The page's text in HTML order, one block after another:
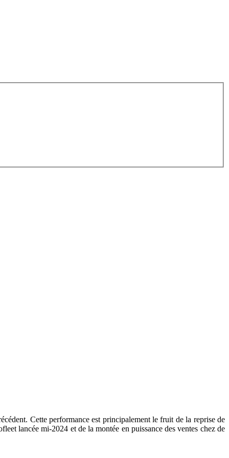
Cette performance est principalement le fruit de la reprise de
lancée mi-2024 et de la montée en puissance des ventes chez de